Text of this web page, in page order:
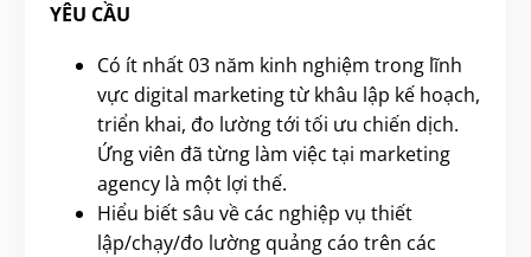
YÊU CẦU
Có ít nhất 03 năm kinh nghiệm trong lĩnh
vực digital marketing từ khâu lập kế hoạch,
triển khai, đo lường tới tối ưu chiến dịch.
Ứng viên đã từng làm việc tại marketing
agency là một lợi thế.
Hiểu biết sâu về các nghiệp vụ thiết
lập/chạy/đo lường quảng cáo trên các